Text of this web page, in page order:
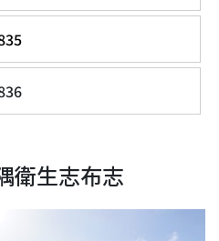
衛生志布志